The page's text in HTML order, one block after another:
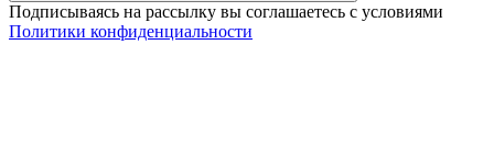
Подписываясь на рассылку вы соглашаетесь с условиями
Политики конфиденциальности